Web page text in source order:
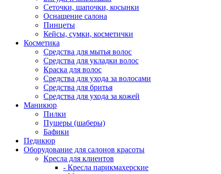
Сеточки, шапочки, косынки
Оснащение салона
Пинцеты
Кейсы, сумки, косметички
Косметика
Средства для мытья волос
Средства для укладки волос
Краска для волос
Средства для ухода за волосами
Средства для бритья
Средства для ухода за кожей
Маникюр
Пилки
Пушеры (шаберы)
Бафики
Педикюр
Оборудование для салонов красоты
Кресла для клиентов
- Кресла парикмахерские